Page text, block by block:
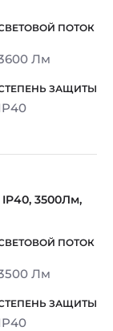
Лм
3500Лм,
Лм